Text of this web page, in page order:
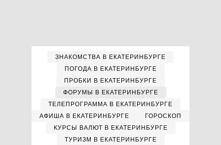
ЗНАКОМСТВА В ЕКАТЕРИНБУРГЕ
ПОГОДА В ЕКАТЕРИНБУРГЕ
ПРОБКИ В ЕКАТЕРИНБУРГЕ
ФОРУМЫ В ЕКАТЕРИНБУРГЕ
ТЕЛЕПРОГРАММА В ЕКАТЕРИНБУРГЕ
АФИША В ЕКАТЕРИНБУРГЕ
ГОРОСКОП
КУРСЫ ВАЛЮТ В ЕКАТЕРИНБУРГЕ
ТУРИЗМ В ЕКАТЕРИНБУРГЕ